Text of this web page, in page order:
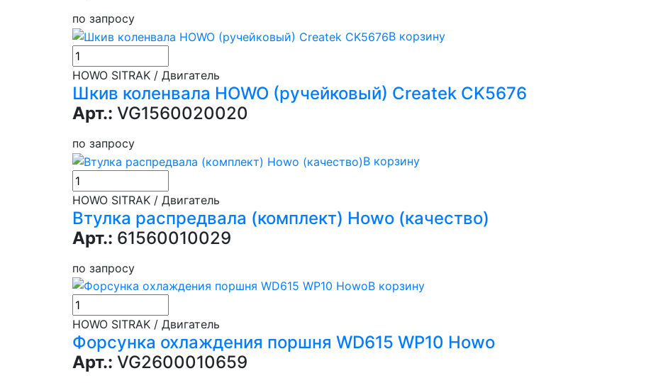
по запросу
В корзину
HOWO SITRAK / Двигатель
Шкив коленвала HOWO (ручейковый) Createk CK5676
Арт.: VG1560020020
по запросу
В корзину
HOWO SITRAK / Двигатель
Втулка распредвала (комплект) Howo (качество)
Арт.: 61560010029
по запросу
В корзину
HOWO SITRAK / Двигатель
Форсунка охлаждения поршня WD615 WP10 Howo
Арт.: VG2600010659